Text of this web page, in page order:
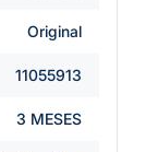
Original
11055913
3 MESES